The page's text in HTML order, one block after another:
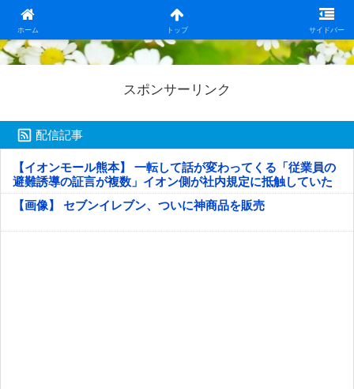
ホーム トップ サイドバー
日本第一！ニュース録
スポンサーリンク
配信記事
【イオンモール熊本】 一転して話が変わってくる「従業員の
避難誘導の証言が複数」イオン側が社内規定に抵触していた
疑い
【画像】 セブンイレブン、ついに神商品を販売